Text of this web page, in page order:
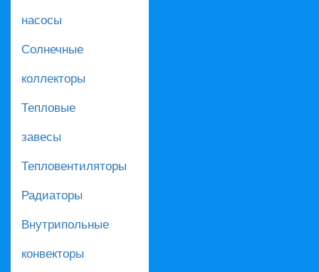
насосы
Солнечные
коллекторы
Тепловые
завесы
Тепловентиляторы
Радиаторы
Внутрипольные
конвекторы